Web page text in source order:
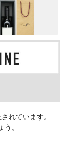
れています。
。